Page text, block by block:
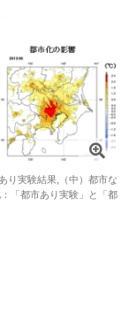
り実験結果,（中）都市な
「都市あり実験」と「都